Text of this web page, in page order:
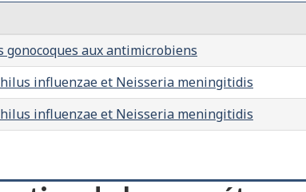
aux antimicrobiens
influenzae et Neisseria meningitidis
influenzae et Neisseria meningitidis